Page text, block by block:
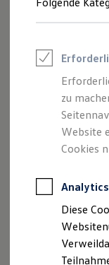
Junge
Leasing
Kfz-
Eine
ID.
zu
Website
Cookies
Diese